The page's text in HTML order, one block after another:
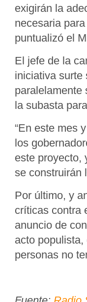
exigirán la
necesaria
puntualizó el
El jefe de la
iniciativa surte
paralelamente
la subasta
“En este mes
los
este proyecto,
se construirán
Por último, y
críticas contra
anuncio de
acto populista,
personas no